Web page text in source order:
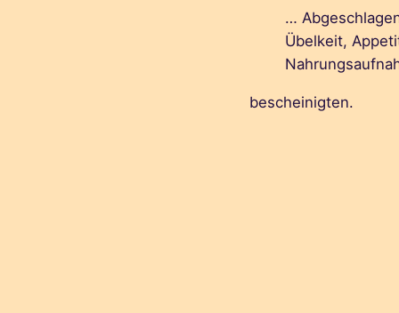
…
Übelkeit,
bescheinigten.